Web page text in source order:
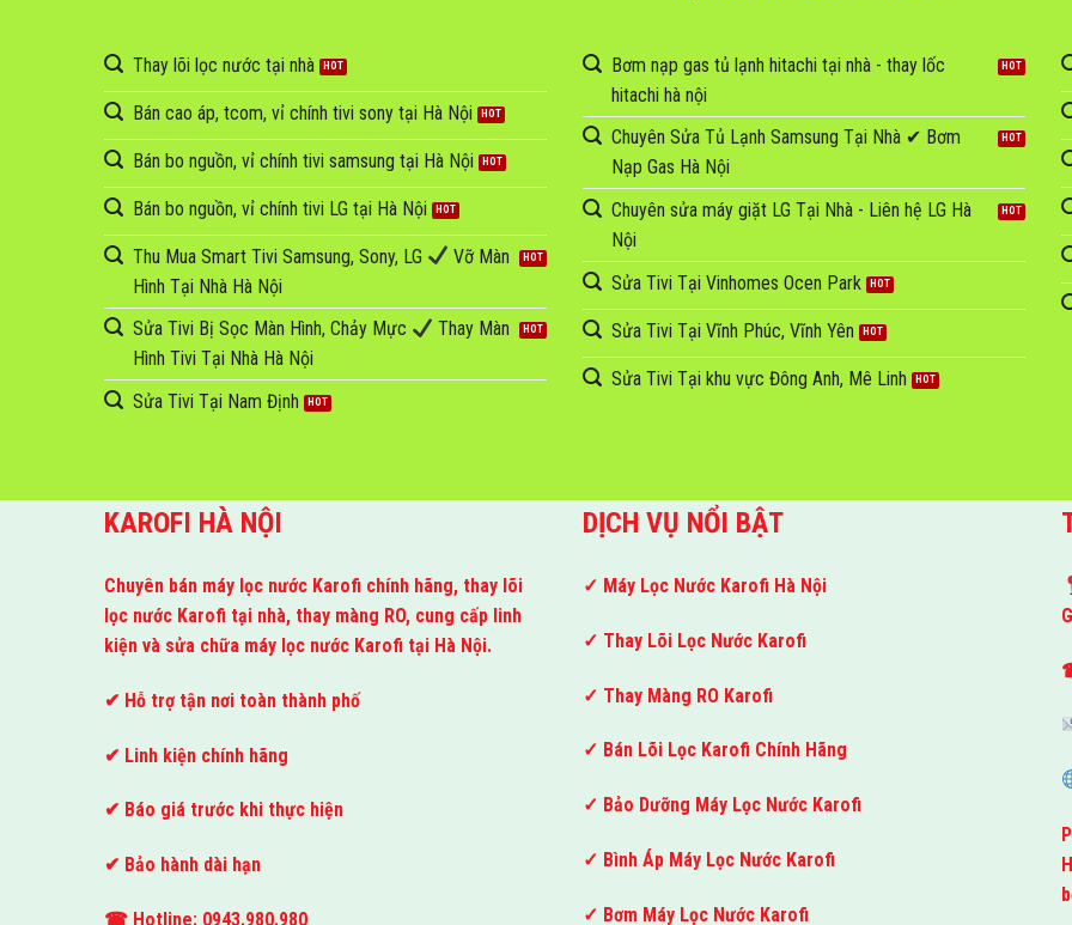
Thay lõi lọc nước tại nhà
Bán cao áp, tcom, vỉ chính tivi sony tại Hà Nội
Bán bo nguồn, vỉ chính tivi samsung tại Hà Nội
Bán bo nguồn, vỉ chính tivi LG tại Hà Nội
Thu Mua Smart Tivi Samsung, Sony, LG
Vỡ Màn
Hình Tại Nhà Hà Nội
Sửa Tivi Bị Sọc Màn Hình, Chảy Mực
Thay Màn
Hình Tivi Tại Nhà Hà Nội
Sửa Tivi Tại Nam Định
Bơm nạp gas tủ lạnh hitachi tại nhà - thay lốc
hitachi hà nội
Chuyên Sửa Tủ Lạnh Samsung Tại Nhà ✔ Bơm
Nạp Gas Hà Nội
Chuyên sửa máy giặt LG Tại Nhà - Liên hệ LG Hà
Nội
Sửa Tivi Tại Vinhomes Ocen Park
Sửa Tivi Tại Vĩnh Phúc, Vĩnh Yên
Sửa Tivi Tại khu vực Đông Anh, Mê Linh
KAROFI HÀ NỘI
Chuyên bán máy lọc nước Karofi chính hãng, thay lõi
lọc nước Karofi tại nhà, thay màng RO, cung cấp linh
kiện và sửa chữa máy lọc nước Karofi tại Hà Nội.
✔ Hỗ trợ tận nơi toàn thành phố
✔ Linh kiện chính hãng
✔ Báo giá trước khi thực hiện
✔ Bảo hành dài hạn
☎ Hotline: 0943.980.980
DỊCH VỤ NỔI BẬT
✓ Máy Lọc Nước Karofi Hà Nội
✓ Thay Lõi Lọc Nước Karofi
✓ Thay Màng RO Karofi
✓ Bán Lõi Lọc Karofi Chính Hãng
✓ Bảo Dưỡng Máy Lọc Nước Karofi
✓ Bình Áp Máy Lọc Nước Karofi
✓ Bơm Máy Lọc Nước Karofi